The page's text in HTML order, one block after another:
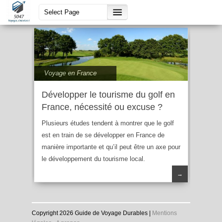
golf
Voyage en France
Développer le tourisme du golf en
France, nécessité ou excuse ?
Plusieurs études tendent à montrer que le golf
est en train de se développer en France de
manière importante et qu’il peut être un axe pour
le développement du tourisme local.
→
Copyright 2026 Guide de Voyage Durables |
Mentions